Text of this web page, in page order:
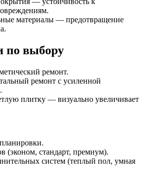
материалы — предотвращение
по выбору
ремонт.
ремонт с усиленной
плитку — визуально увеличивает
(эконом, стандарт, премиум).
систем (теплый пол, умная